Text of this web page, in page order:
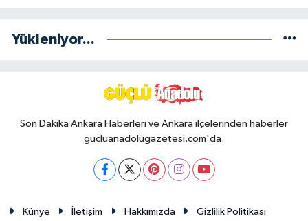
Yükleniyor...
Son Dakika Ankara Haberleri ve Ankara ilçelerinden haberler
gucluanadolugazetesi.com'da.
Künye İletişim Hakkımızda
Gizlilik Politikası